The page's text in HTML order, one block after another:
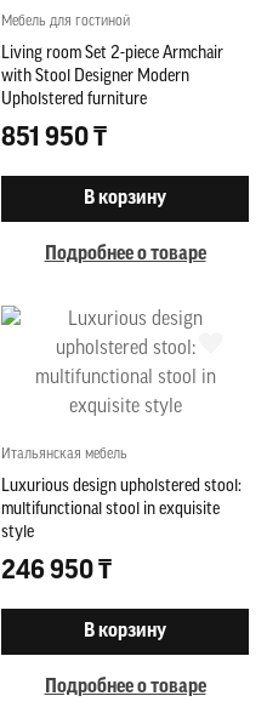
Мебель для гостиной
Living room Set 2-piece Armchair
with Stool Designer Modern
Upholstered furniture
851 950 ₸
В корзину
Подробнее о товаре
Итальянская мебель
Luxurious design upholstered stool:
multifunctional stool in exquisite
style
246 950 ₸
В корзину
Подробнее о товаре